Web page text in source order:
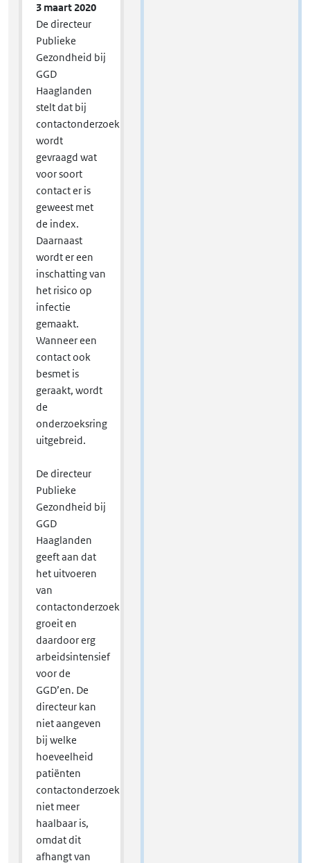
3 maart 2020
De directeur
Publieke
Gezondheid bij
GGD
Haaglanden
stelt dat bij
contactonderzoek
wordt
gevraagd wat
voor soort
contact er is
geweest met
de index.
Daarnaast
wordt er een
inschatting van
het risico op
infectie
gemaakt.
Wanneer een
contact ook
besmet is
geraakt, wordt
de
onderzoeksring
uitgebreid.
De directeur
Publieke
Gezondheid bij
GGD
Haaglanden
geeft aan dat
het uitvoeren
van
contactonderzoek
groeit en
daardoor erg
arbeidsintensief
voor de
GGD’en. De
directeur kan
niet aangeven
bij welke
hoeveelheid
patiënten
contactonderzoek
niet meer
haalbaar is,
omdat dit
afhangt van